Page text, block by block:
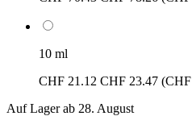
10 ml
CHF 21.12 CHF 23.47
Auf Lager ab 28. August